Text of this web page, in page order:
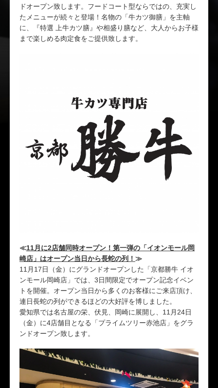
ドオープン致します。フードコート型ならではの、充実し
たメニューが続々と登場！名物の「牛カツ御膳」を主軸
に、『特選 上牛カツ膳』や相盛り膳など、大人からお子様
まで楽しめる肉定食をご提供致します。
≪11月に2店舗同時オープン！第一弾の「イオンモール岡
崎店」はオープン当日から長蛇の列！ ≫
11月17日（金）にグランドオープンした「京都勝牛 イオ
ンモール岡崎店」では、3日間限定でオープン記念イベン
トを開催。オープン当日から多くのお客様にご来店頂け、
連日長蛇の列ができるほどの大好評を博しました。
愛知県では名古屋の栄、伏見、岡崎に展開し、11月24日
（金）に4店舗目となる「プライムツリー赤池店」をグラ
ンドオープン致します。